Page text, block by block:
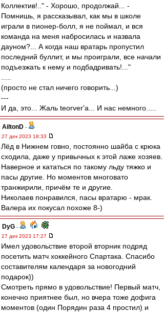
Коллектив!.." - Хорошо, продолжай... -
Помнишь, я рассказывал, как мы в школе
играли в пионер-болл, я не поймал, и вся
команда на меня набросилась и назвала
дауном?... А когда наш вратарь пропустил
последний буллит, и мы проиграли, все начали
подъезжать к нему и подбадривать!..."
(просто не стал ничего говорить...)
---
И да, это... Жаль teorver'а... И нас немного.....
AiltonD -
27 дек 2023 18:33
Лёд в Нижнем говно, постоянно шайба с крюка
сходила, даже у привычных к этой лаже хозяев.
Наверное и кататься по такому льду тяжко и
пасы другие. Но моментов многовато
транжирили, причём те и другие.
Николаев понравился, пасы вратарю - мрак.
Валера их покусал похоже 8-)
DyG -
27 дек 2023 17:27
Имел удовольствие второй вторник подряд
посетить матч хоккейного Спартака. Спасибо
составителям календаря за новогодний
подарок))
Смотреть прямо в удовольствие! Первый матч,
конечно приятнее был, но вчера тоже дофига
моментов (один Порядин раза 4 простил) и